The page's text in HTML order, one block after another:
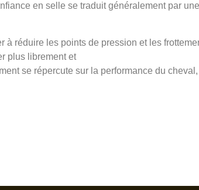
en selle se traduit généralement par
réduire les points de pression et les
plus librement et
se répercute sur la performance du